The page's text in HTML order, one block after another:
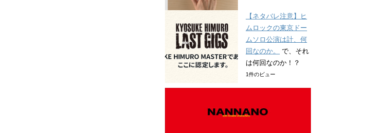
【ネタバレ注意】ヒ
ムロックの東京ドー
ムソロ公演は計、何
回なのか。
で、それ
は何回なのか！？
1件のビュー